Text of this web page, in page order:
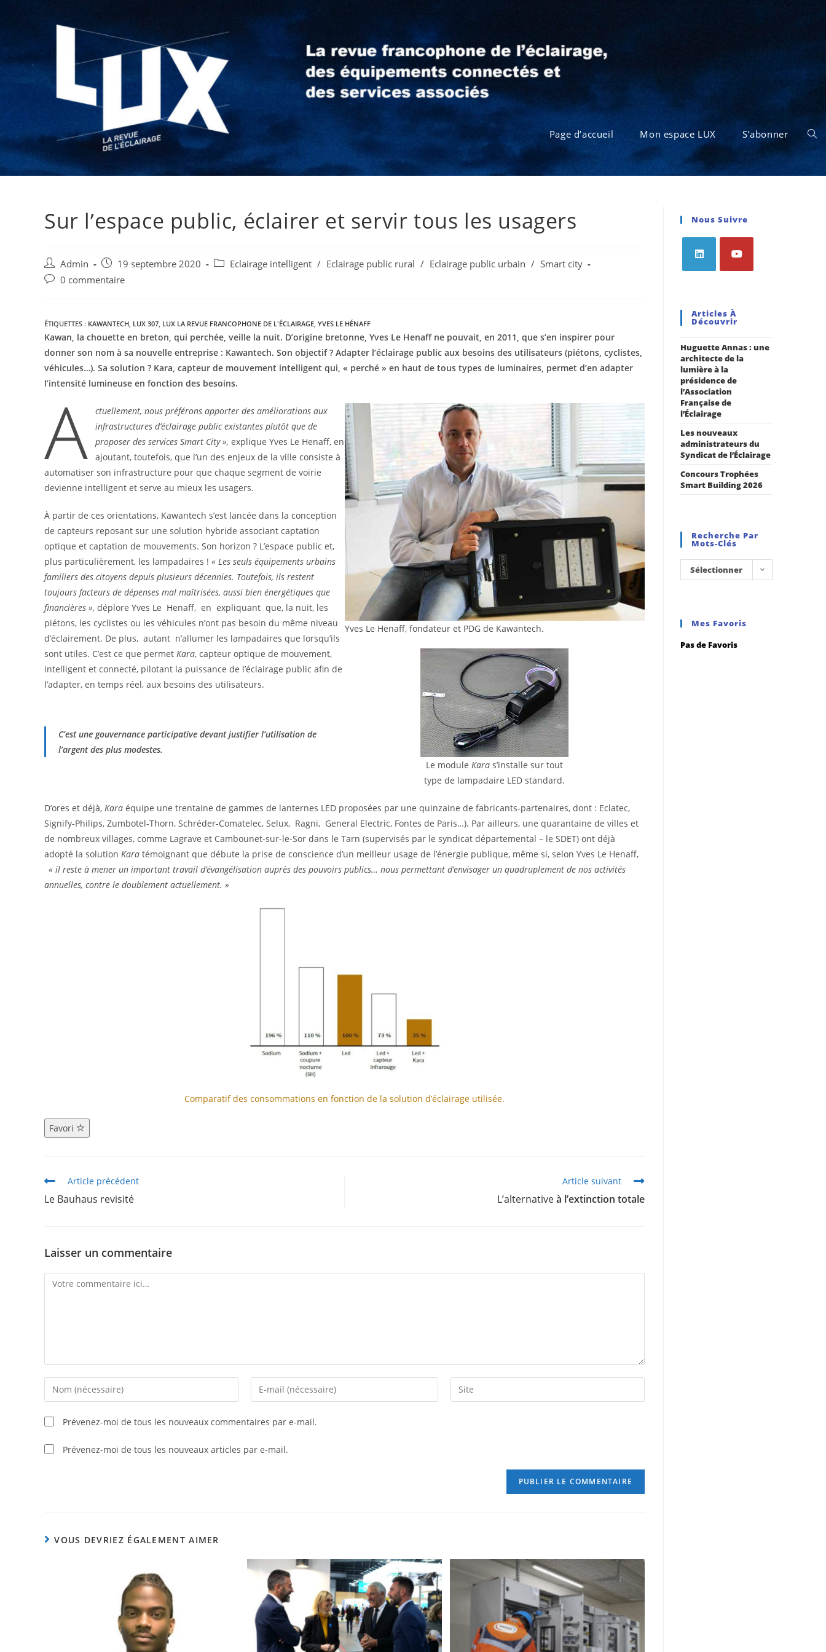
Page d’accueil Mon espace LUX S’abonner
Sur l’espace public, éclairer et servir tous les usagers
Admin 19 septembre 2020 Eclairage intelligent / Eclairage public rural / Eclairage public urbain / Smart city
0 commentaire
ÉTIQUETTES : KAWANTECH, LUX 307, LUX LA REVUE FRANCOPHONE DE L'ÉCLAIRAGE, YVES LE HÉNAFF
Kawan, la chouette en breton, qui perchée, veille la nuit. D’origine bretonne, Yves Le Henaff ne pouvait, en 2011, que s’en inspirer pour
donner son nom à sa nouvelle entreprise : Kawantech. Son objectif ? Adapter l’éclairage public aux besoins des utilisateurs (piétons, cyclistes,
véhicules…). Sa solution ? Kara, capteur de mouvement intelligent qui, « perché » en haut de tous types de luminaires, permet d’en adapter
l’intensité lumineuse en fonction des besoins.
A
ctuellement, nous préférons apporter des améliorations aux
infrastructures d’éclairage public existantes plutôt que de
proposer des services Smart City », explique Yves Le Henaff, en
ajoutant, toutefois, que l’un des enjeux de la ville consiste à
automatiser son infrastructure pour que chaque segment de voirie
devienne intelligent et serve au mieux les usagers.
À partir de ces orientations, Kawantech s’est lancée dans la conception
de capteurs reposant sur une solution hybride associant captation
optique et captation de mouvements. Son horizon ? L’espace public et,
plus particulièrement, les lampadaires ! « Les seuls équipements urbains
familiers des citoyens depuis plusieurs décennies. Toutefois, ils restent
toujours facteurs de dépenses mal maîtrisées, aussi bien énergétiques que
financières », déplore Yves Le Henaff, en expliquant que, la nuit, les
piétons, les cyclistes ou les véhicules n’ont pas besoin du même niveau
d’éclairement. De plus, autant n’allumer les lampadaires que lorsqu’ils
sont utiles. C’est ce que permet Kara, capteur optique de mouvement,
intelligent et connecté, pilotant la puissance de l’éclairage public afin de
l’adapter, en temps réel, aux besoins des utilisateurs.
C’est une gouvernance participative devant justifier l’utilisation de
l’argent des plus modestes.
Yves Le Henaff, fondateur et PDG de Kawantech.
Le module Karas’installe sur tout
type de lampadaire LED standard.
D’ores et déjà, Kara équipe une trentaine de gammes de lanternes LED proposées par une quinzaine de fabricants-partenaires, dont : Eclatec,
Signify-Philips, Zumbotel-Thorn, Schréder-Comatelec, Selux, Ragni, General Electric, Fontes de Paris…). Par ailleurs, une quarantaine de villes et
de nombreux villages, comme Lagrave et Cambounet-sur-le-Sor dans le Tarn (supervisés par le syndicat départemental – le SDET) ont déjà
adopté la solution Kara témoignant que débute la prise de conscience d’un meilleur usage de l’énergie publique, même si, selon Yves Le Henaff,
« il reste à mener un important travail d’évangélisation auprès des pouvoirs publics… nous permettant d’envisager un quadruplement de nos activités
annuelles, contre le doublement actuellement. »
Comparatif des consommations en fonction de la solution d’éclairage utilisée.
Favori
Article précédent
Le Bauhaus revisité
Article suivant
L’alternativeà l’extinction totale
Laisser un commentaire
Prévenez-moi de tous les nouveaux commentaires par e-mail.
Prévenez-moi de tous les nouveaux articles par e-mail.
VOUS DEVRIEZ ÉGALEMENT AIMER
Nous Suivre
Articles À
Découvrir
Huguette Annas : une
architecte de la
lumière à la
présidence de
l’Association
Française de
l’Éclairage
Les nouveaux
administrateurs du
Syndicat de l’Éclairage
Concours Trophées
Smart Building 2026
Recherche Par
Mots-Clés
Sélectionner
Mes Favoris
Pas de Favoris